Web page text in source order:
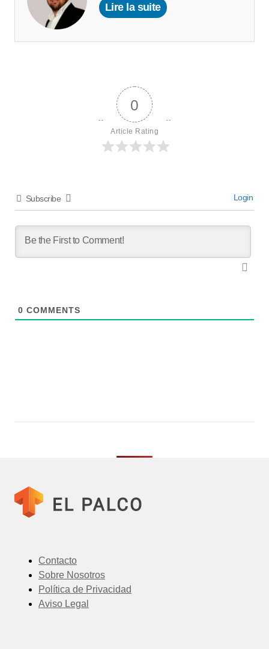
Lire la suite
0
Article Rating
Subscribe Login
0 COMMENTS
Contacto
Sobre Nosotros
Política de Privacidad
Aviso Legal